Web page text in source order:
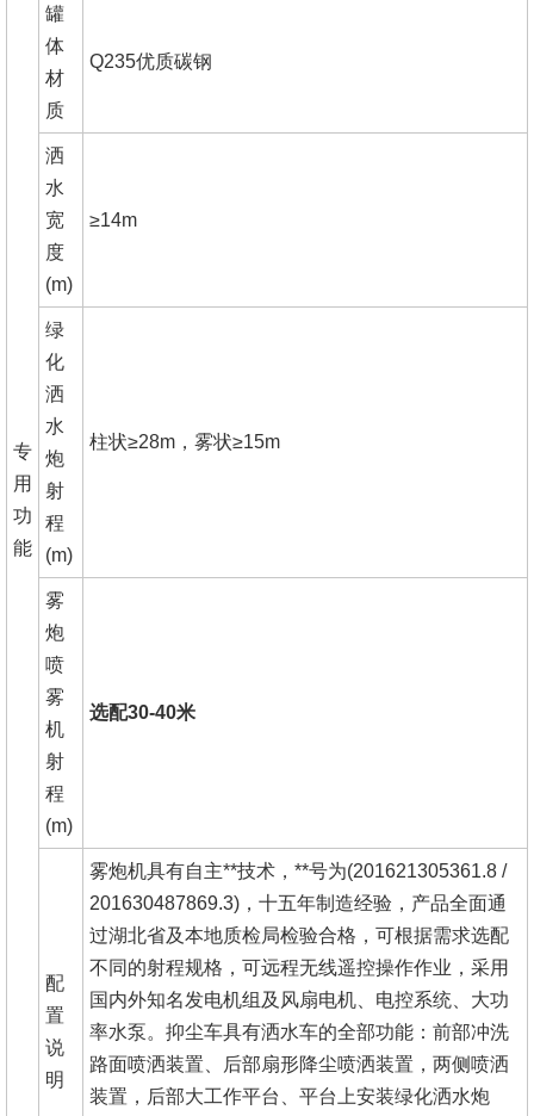
专
用
功
能
罐
体
材
质
Q235优质碳钢
洒
水
宽
度
(m)
≥14m
绿
化
洒
水
炮
射
程
(m)
柱状≥28m，雾状≥15m
雾
炮
喷
雾
机
射
程
(m)
选配30-40米
配
置
说
明
雾炮机具有自主**技术，**号为(201621305361.8 /
201630487869.3)，十五年制造经验，产品全面通
过湖北省及本地质检局检验合格，可根据需求选配
不同的射程规格，可远程无线遥控操作作业，采用
国内外知名发电机组及风扇电机、电控系统、大功
率水泵。抑尘车具有洒水车的全部功能：前部冲洗
路面喷洒装置、后部扇形降尘喷洒装置，两侧喷洒
装置，后部大工作平台、平台上安装绿化洒水炮